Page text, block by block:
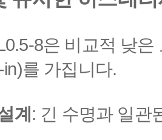
8은 비교적 낮
를 가집니다.
계 : 긴 수명과 일관